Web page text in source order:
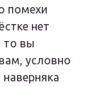
помехи
нет
то вы
условно